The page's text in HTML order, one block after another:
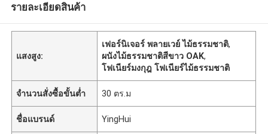
รายละเอียดสินค้า
แสงสูง:
เฟอร์นิเจอร์ พลายเวย์ ไม้ธรรมชาติ,
ผนังไม้ธรรมชาติสีขาว OAK,
โฟเนียร์มงกุฎ โฟเนียร์ไม้ธรรมชาติ
จำนวนสั่งซื้อขั้นต่ำ 30 ตร.ม
ชื่อแบรนด์ YingHui